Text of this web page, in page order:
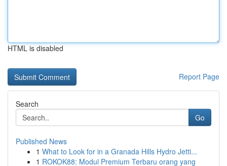
HTML is disabled
Report Page
Search
Go
Published News
1 What to Look for in a Granada Hills Hydro Jetti...
1 ROKOK88: Modul Premium Terbaru orang yang